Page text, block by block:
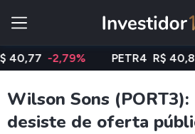
-2,79% PETR4 R$ 40,85 -
Wilson Sons
desiste de oferta